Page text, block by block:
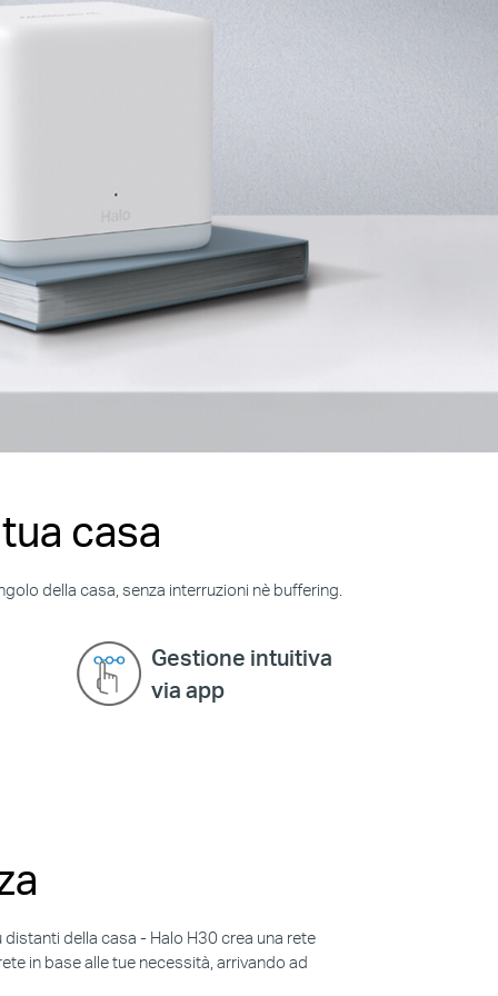
casa
della casa, senza interruzioni nè buffering.
Gestione intuitiva
via app
della casa - Halo H30 crea una rete
in base alle tue necessità, arrivando ad